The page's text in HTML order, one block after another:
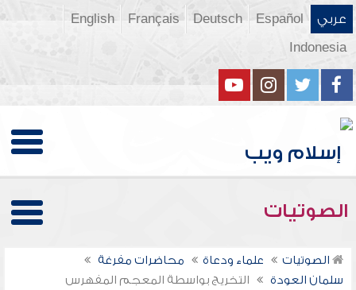
عربي Español
Deutsch
Français
English
Indonesia
الصوتيات
الصوتيات علماء ودعاة
محاضرات مفرغة
سلمان العودة
التخريج بواسطة المعجم المفهرس